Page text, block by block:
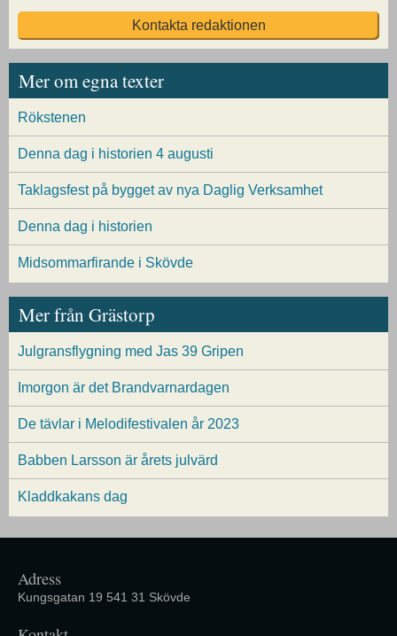
Kontakta redaktionen
Mer om egna texter
Rökstenen
Denna dag i historien 4 augusti
Taklagsfest på bygget av nya Daglig Verksamhet
Denna dag i historien
Midsommarfirande i Skövde
Mer från Grästorp
Julgransflygning med Jas 39 Gripen
Imorgon är det Brandvarnardagen
De tävlar i Melodifestivalen år 2023
Babben Larsson är årets julvärd
Kladdkakans dag
Adress
Kungsgatan 19 541 31 Skövde